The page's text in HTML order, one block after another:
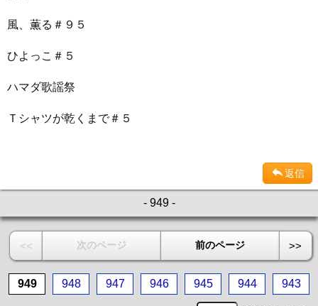
風、薫る＃９５
ひよっこ＃５
ハマダ歌謡祭
Ｔシャツが乾くまで＃５
返信
- 949 -
<< 次のページ 前のページ >>
949 948 947 946 945 944 943